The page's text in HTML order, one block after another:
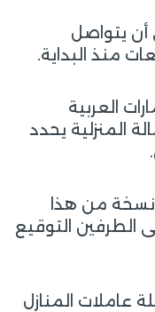
أن يتواصل
منذ البداية.
العربية
المنزلية يحدد
من هذا
الطرفين التوقيع
المنازل